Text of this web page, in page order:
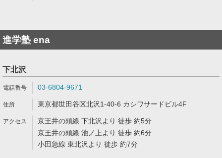
進学塾 ena
下北沢
03-6804-9671
東京都世田谷区北沢1-40-6 カシワサードビル4F
京王井の頭線 下北沢より 徒歩 約5分
京王井の頭線 池ノ上より 徒歩 約6分
小田急線 東北沢より 徒歩 約7分